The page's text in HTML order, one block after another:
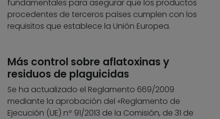
fundamentales para asegurar que los productos
procedentes de terceros países cumplen con los
requisitos que establece la Unión Europea.
Más control sobre aflatoxinas y
residuos de plaguicidas
Se ha actualizado el Reglamento 669/2009
mediante la aprobación del «Reglamento de
Ejecución (UE) nº 91/2013 de la Comisión, de 31 de